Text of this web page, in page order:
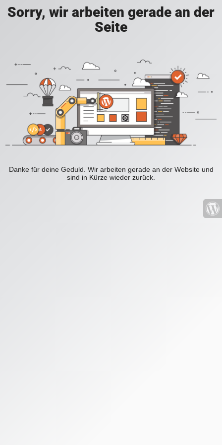
Sorry, wir arbeiten gerade an der
Seite
Danke für deine Geduld. Wir arbeiten gerade an der Website und
sind in Kürze wieder zurück.